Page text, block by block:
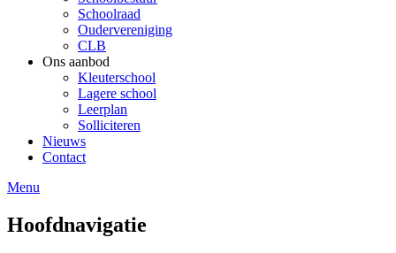
Schoolraad
Oudervereniging
CLB
Ons aanbod
Kleuterschool
Lagere school
Leerplan
Solliciteren
Nieuws
Contact
Menu
Hoofdnavigatie